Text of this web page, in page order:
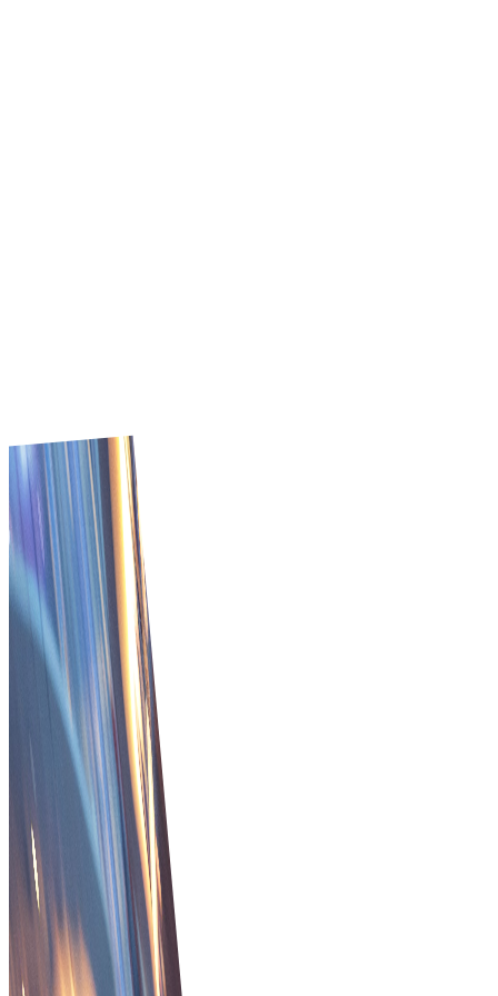
Πρόληψη της απάτης & Δέσμευση αγοραστή
Ένα σύστημα που αποτρέπει την απάτη στις πωλήσεις
και διασφαλίζει τη δέσμευση του αγοραστή για
συναλλαγές.